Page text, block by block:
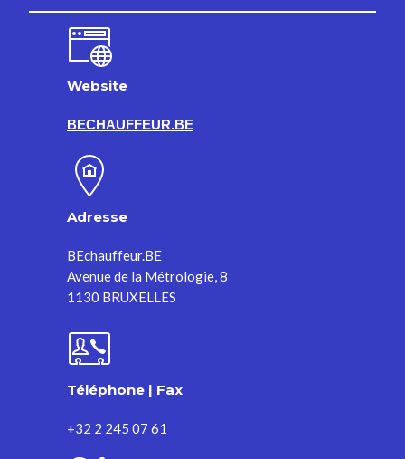
Website
BECHAUFFEUR.BE
Adresse
BEchauffeur.BE
Avenue de la Métrologie, 8
1130 BRUXELLES
Téléphone | Fax
+32 2 245 07 61